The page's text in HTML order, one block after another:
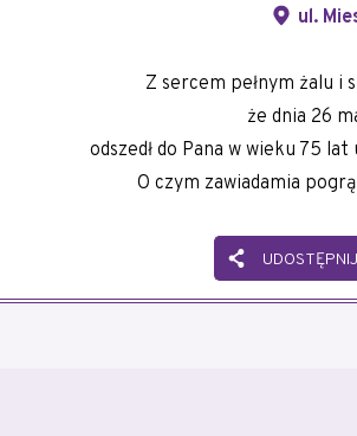
ul.
Z sercem pełnym żalu i
że dnia 26
odszedł do Pana w wieku 75
O czym zawiadamia